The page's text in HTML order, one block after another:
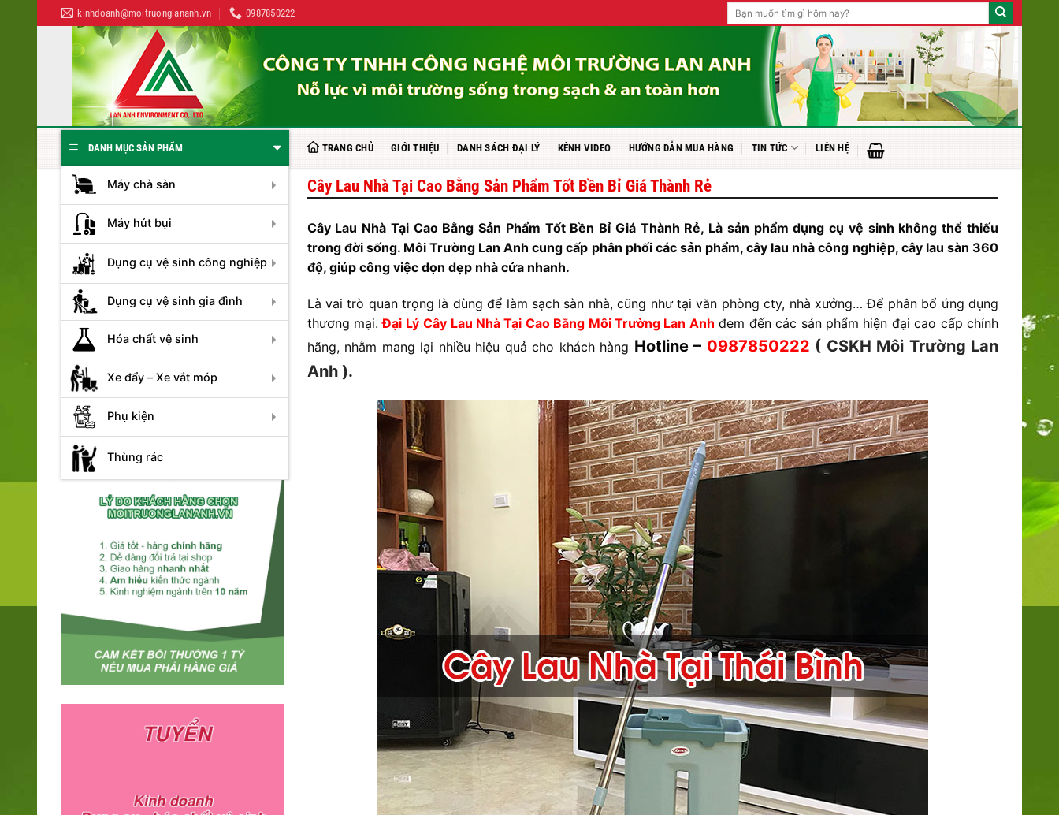
qua
kinhdoanh@moitruonglananh.vn 0987850222
Tìm
kiếm:
DANH MỤC SẢN PHẨM
Máy chà sàn
Máy hút bụi
Dụng cụ vệ sinh công nghiệp
Dụng cụ vệ sinh gia đình
Hóa chất vệ sinh
Xe đẩy – Xe vắt móp
Phụ kiện
Thùng rác
TRANG CHỦ GIỚI THIỆU DANH SÁCH ĐẠI LÝ KÊNH VIDEO HƯỚNG DẪN MUA HÀNG TIN TỨC LIÊN HỆ
Cây Lau Nhà Tại Cao Bằng Sản Phẩm Tốt Bền Bỉ Giá Thành Rẻ
Cây Lau Nhà Tại Cao Bằng Sản Phẩm Tốt Bền Bỉ Giá Thành Rẻ, Là sản phẩm dụng cụ vệ sinh không thể thiếu
trong đời sống. Môi Trường Lan Anh cung cấp phân phối các sản phẩm, cây lau nhà công nghiệp, cây lau sàn 360
độ, giúp công việc dọn dẹp nhà cửa nhanh.
Là vai trò quan trọng là dùng để làm sạch sàn nhà, cũng như tại văn phòng cty, nhà xưởng… Để phân bổ ứng dụng
thương mại.Đại Lý Cây Lau Nhà Tại Cao Bằng Môi Trường Lan Anh đem đến các sản phẩm hiện đại cao cấp chính
hãng, nhằm mang lại nhiều hiệu quả cho khách hàng Hotline – 0987850222 ( CSKH Môi Trường Lan
Anh ).